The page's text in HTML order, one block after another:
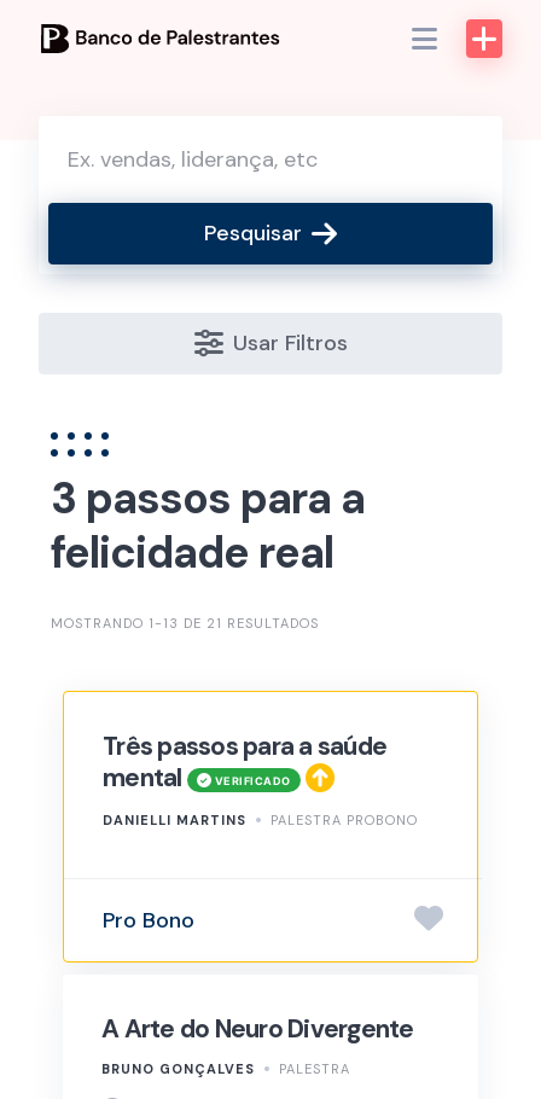
Pesquisar
Usar Filtros
3 passos para a
felicidade real
MOSTRANDO 1-13 DE 21 RESULTADOS
Três passos para a saúde
mental
DANIELLI MARTINS PALESTRA PROBONO
Pro Bono
A Arte do Neuro Divergente
BRUNO GONÇALVES PALESTRA